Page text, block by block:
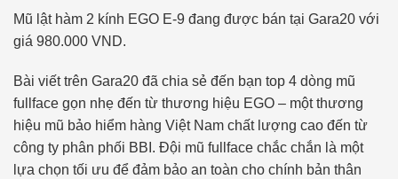
Mũ lật hàm 2 kính EGO E-9 đang được bán tại Gara20 với
giá 980.000 VND.
Bài viết trên Gara20 đã chia sẻ đến bạn top 4 dòng mũ
fullface gọn nhẹ đến từ thương hiệu EGO – một thương
hiệu mũ bảo hiểm hàng Việt Nam chất lượng cao đến từ
công ty phân phối BBI. Đội mũ fullface chắc chắn là một
lựa chọn tối ưu để đảm bảo an toàn cho chính bản thân